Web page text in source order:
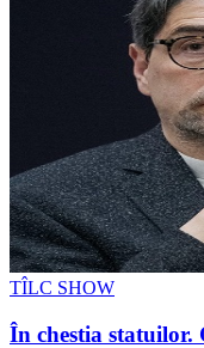
TÎLC SHOW
În chestia statuilor.